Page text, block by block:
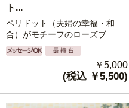
ト...
ペリドット（夫婦の幸福・和
合）がモチーフのローズブ...
￥5,000
(税込 ￥5,500)